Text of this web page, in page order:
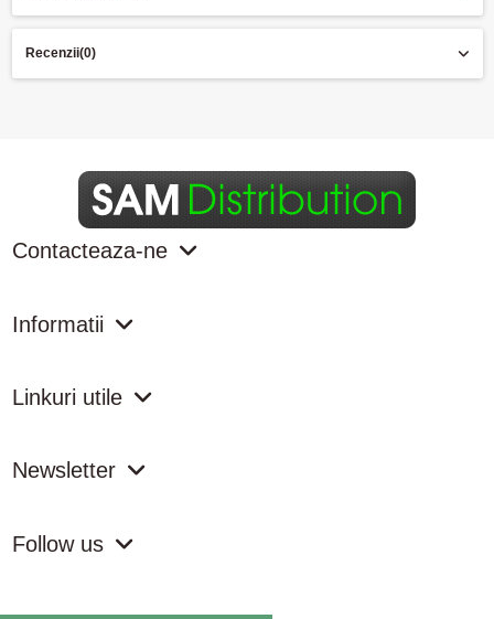
Recenzii(0)
Contacteaza-ne
Informatii
Linkuri utile
Newsletter
Follow us